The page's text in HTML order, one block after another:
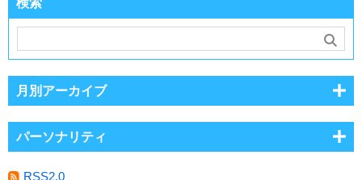
月別アーカイブ
パーソナリティ
RSS2.0